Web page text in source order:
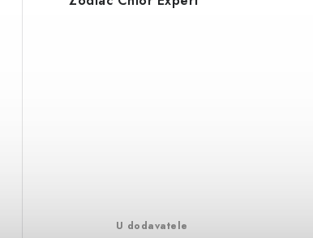
U dodavatele